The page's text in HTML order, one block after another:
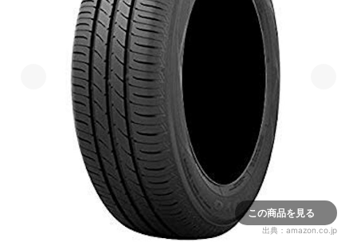
この商品を見る
出典： amazon.co.jp